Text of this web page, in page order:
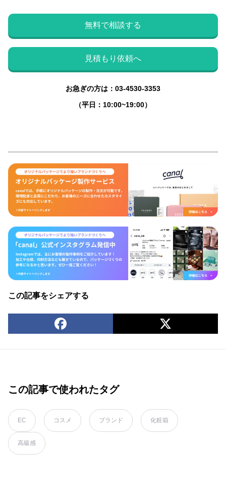
無料で相談する
見積もり依頼へ
お急ぎの方は：03-4530-3353
（平日：10:00~19:00）
この記事をシェアする
この記事で使われたタグ
EC コスメ ブランド 化粧箱
高級感